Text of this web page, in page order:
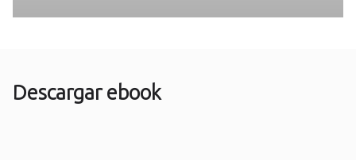
Descargar ebook